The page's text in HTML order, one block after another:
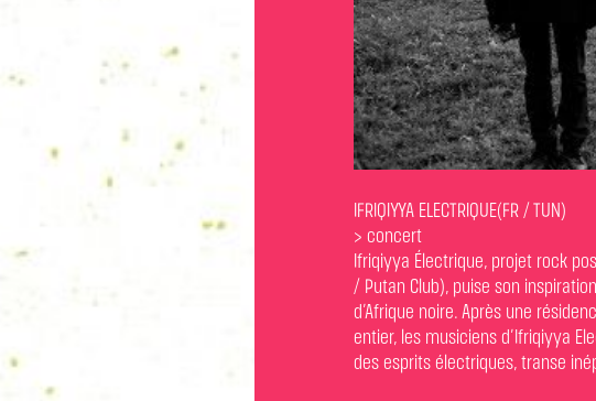
IFRIQIYYA ELECTRIQUE(FR / TUN)
> concert
Ifriqiyya Électrique, projet rock
/ Putan Club), puise son
d’Afrique noire. Après une
entier, les musiciens d’Ifriqiyya
des esprits électriques, transe